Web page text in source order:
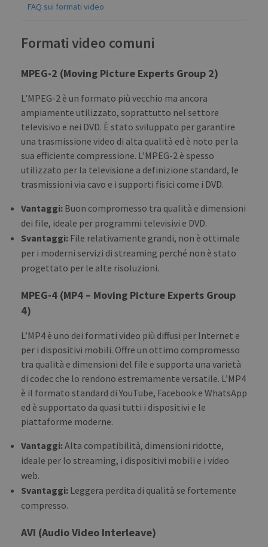
FAQ sui formati video
Formati video comuni
MPEG-2 (Moving Picture Experts Group 2)
L’MPEG-2 è un formato più vecchio ma ancora
ampiamente utilizzato, soprattutto nel settore
televisivo e nei DVD. È stato sviluppato per garantire
una trasmissione video di alta qualità ed è noto per la
sua efficiente compressione. L’MPEG-2 è spesso
utilizzato per la televisione a definizione standard, le
trasmissioni via cavo e i supporti fisici come i DVD.
Vantaggi: Buon compromesso tra qualità e dimensioni
dei file, ideale per programmi televisivi e DVD.
Svantaggi: File relativamente grandi, non è ottimale
per i moderni servizi di streaming perché non è stato
progettato per le alte risoluzioni.
MPEG-4 (MP4 – Moving Picture Experts Group
4)
L’MP4 è uno dei formati video più diffusi per Internet e
per i dispositivi mobili. Offre un ottimo compromesso
tra qualità e dimensioni del file e supporta una varietà
di codec che lo rendono estremamente versatile. L’MP4
è il formato standard di YouTube, Facebook e WhatsApp
ed è supportato da quasi tutti i dispositivi e le
piattaforme moderne.
Vantaggi:Alta compatibilità, dimensioni ridotte,
ideale per lo streaming, i dispositivi mobili e i video
web.
Svantaggi: Leggera perdita di qualità se fortemente
compresso.
AVI (Audio Video Interleave)